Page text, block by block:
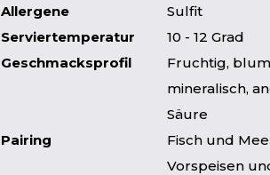
Allergene
Sulfit
Serviertemperatur
10 - 12 Grad
Geschmacksprofil
Fruchtig,
mineralisch,
Säure
Pairing
Fisch und
Vorspeisen